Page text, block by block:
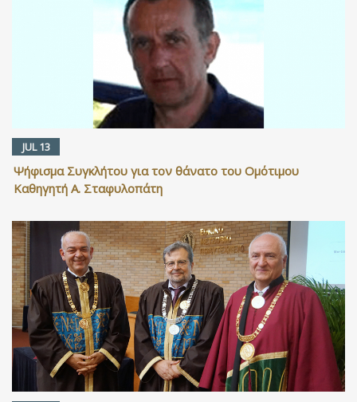
JUL 13
Ψήφισμα Συγκλήτου για τον θάνατο του Ομότιμου
Καθηγητή Α. Σταφυλοπάτη